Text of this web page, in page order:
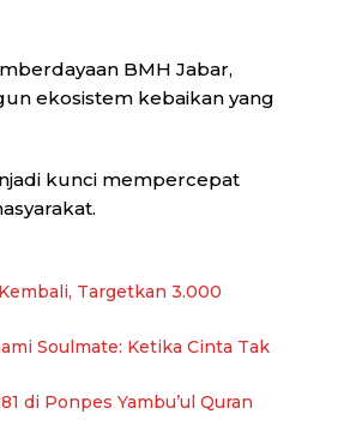
BMH Jabar,
ekosistem kebaikan yang
kunci mempercepat
Targetkan 3.000
Soulmate: Ketika Cinta Tak
di Ponpes Yambu’ul Quran